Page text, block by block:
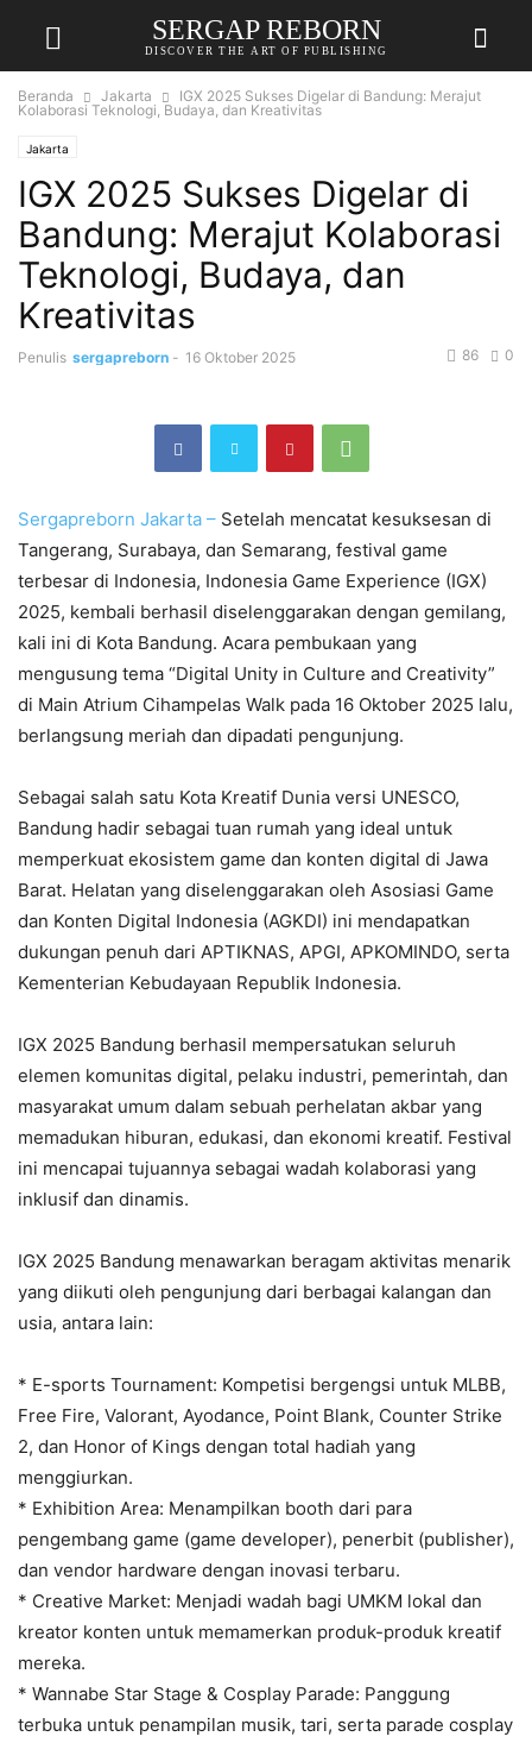
SERGAP REBORN
DISCOVER THE ART OF PUBLISHING
Beranda Jakarta
IGX 2025 Sukses Digelar di Bandung: Merajut
Kolaborasi Teknologi, Budaya, dan Kreativitas
Jakarta
IGX 2025 Sukses Digelar di
Bandung: Merajut Kolaborasi
Teknologi, Budaya, dan
Kreativitas
Penulis sergapreborn - 16 Oktober 2025 0
86
Sergapreborn Jakarta – Setelah mencatat kesuksesan di
Tangerang, Surabaya, dan Semarang, festival game
terbesar di Indonesia, Indonesia Game Experience (IGX)
2025, kembali berhasil diselenggarakan dengan gemilang,
kali ini di Kota Bandung. Acara pembukaan yang
mengusung tema “Digital Unity in Culture and Creativity”
di Main Atrium Cihampelas Walk pada 16 Oktober 2025 lalu,
berlangsung meriah dan dipadati pengunjung.
Sebagai salah satu Kota Kreatif Dunia versi UNESCO,
Bandung hadir sebagai tuan rumah yang ideal untuk
memperkuat ekosistem game dan konten digital di Jawa
Barat. Helatan yang diselenggarakan oleh Asosiasi Game
dan Konten Digital Indonesia (AGKDI) ini mendapatkan
dukungan penuh dari APTIKNAS, APGI, APKOMINDO, serta
Kementerian Kebudayaan Republik Indonesia.
IGX 2025 Bandung berhasil mempersatukan seluruh
elemen komunitas digital, pelaku industri, pemerintah, dan
masyarakat umum dalam sebuah perhelatan akbar yang
memadukan hiburan, edukasi, dan ekonomi kreatif. Festival
ini mencapai tujuannya sebagai wadah kolaborasi yang
inklusif dan dinamis.
IGX 2025 Bandung menawarkan beragam aktivitas menarik
yang diikuti oleh pengunjung dari berbagai kalangan dan
usia, antara lain:
* E-sports Tournament: Kompetisi bergengsi untuk MLBB,
Free Fire, Valorant, Ayodance, Point Blank, Counter Strike
2, dan Honor of Kings dengan total hadiah yang
menggiurkan.
* Exhibition Area: Menampilkan booth dari para
pengembang game (game developer), penerbit (publisher),
dan vendor hardware dengan inovasi terbaru.
* Creative Market: Menjadi wadah bagi UMKM lokal dan
kreator konten untuk memamerkan produk-produk kreatif
mereka.
* Wannabe Star Stage & Cosplay Parade: Panggung
terbuka untuk penampilan musik, tari, serta parade cosplay